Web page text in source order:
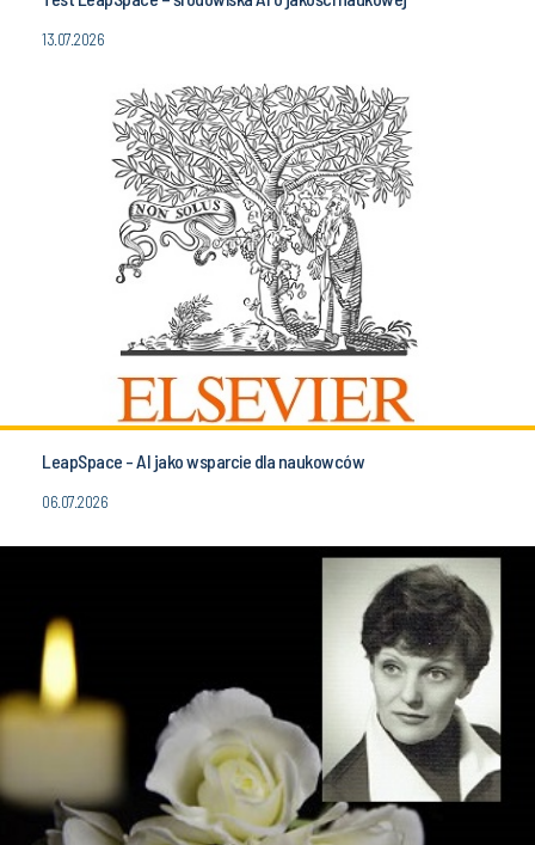
13.07.2026
LeapSpace - AI jako wsparcie dla naukowców
06.07.2026